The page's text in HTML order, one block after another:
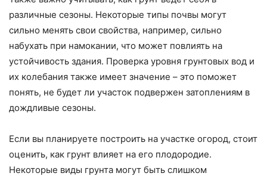
различные сезоны. Некоторые типы почвы могут
сильно менять свои свойства, например, сильно
набухать при намокании, что может повлиять на
устойчивость здания. Проверка уровня грунтовых вод и
их колебания также имеет значение – это поможет
понять, не будет ли участок подвержен затоплениям в
дождливые сезоны.
Если вы планируете построить на участке огород, стоит
оценить, как грунт влияет на его плодородие.
Некоторые виды грунта могут быть слишком